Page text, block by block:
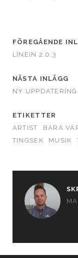
FÖREGÅENDE
LINEIN 2.0.3
NÄSTA INLÄGG
NY
ETIKETTER
ARTIST
BARA
TINGSEK
MUSIK